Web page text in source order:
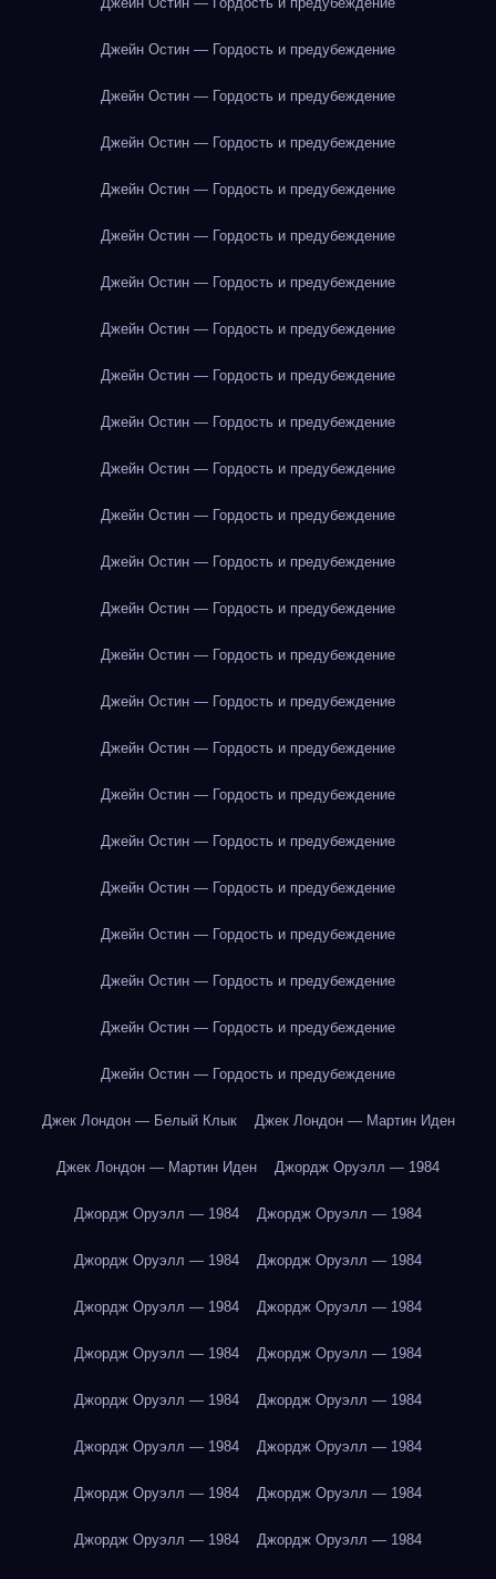
Джейн Остин — Гордость и предубеждение
Джейн Остин — Гордость и предубеждение
Джейн Остин — Гордость и предубеждение
Джейн Остин — Гордость и предубеждение
Джейн Остин — Гордость и предубеждение
Джейн Остин — Гордость и предубеждение
Джейн Остин — Гордость и предубеждение
Джейн Остин — Гордость и предубеждение
Джейн Остин — Гордость и предубеждение
Джейн Остин — Гордость и предубеждение
Джейн Остин — Гордость и предубеждение
Джейн Остин — Гордость и предубеждение
Джейн Остин — Гордость и предубеждение
Джейн Остин — Гордость и предубеждение
Джейн Остин — Гордость и предубеждение
Джейн Остин — Гордость и предубеждение
Джейн Остин — Гордость и предубеждение
Джейн Остин — Гордость и предубеждение
Джейн Остин — Гордость и предубеждение
Джейн Остин — Гордость и предубеждение
Джейн Остин — Гордость и предубеждение
Джейн Остин — Гордость и предубеждение
Джейн Остин — Гордость и предубеждение
Джек Лондон — Белый Клык Джек Лондон — Мартин Иден
Джек Лондон — Мартин Иден Джордж Оруэлл — 1984
Джордж Оруэлл — 1984 Джордж Оруэлл — 1984
Джордж Оруэлл — 1984 Джордж Оруэлл — 1984
Джордж Оруэлл — 1984 Джордж Оруэлл — 1984
Джордж Оруэлл — 1984 Джордж Оруэлл — 1984
Джордж Оруэлл — 1984 Джордж Оруэлл — 1984
Джордж Оруэлл — 1984 Джордж Оруэлл — 1984
Джордж Оруэлл — 1984 Джордж Оруэлл — 1984
Джордж Оруэлл — 1984 Джордж Оруэлл — 1984